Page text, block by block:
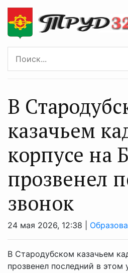
В
казачьем
корпусе на
прозвенел
звонок
24 мая 2026, 12:38 |
В Стародубском казачьем
прозвенел последний в этом